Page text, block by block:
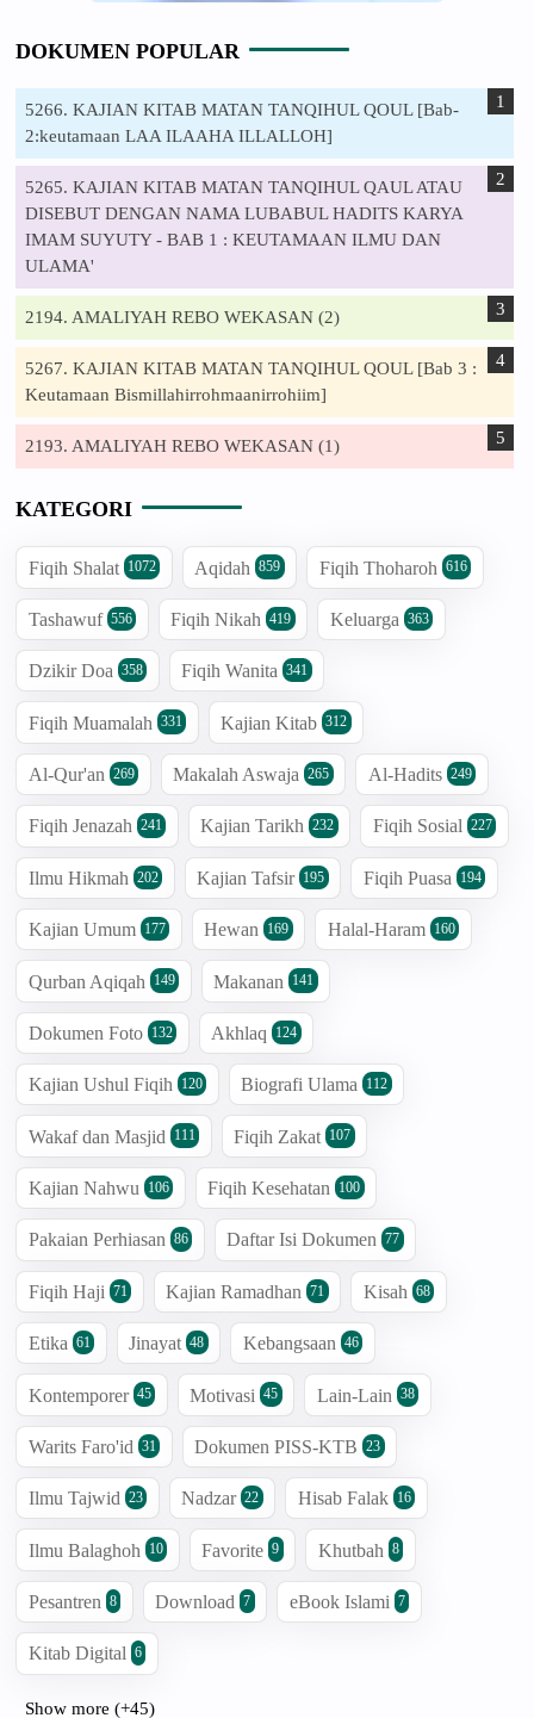
DOKUMEN POPULAR
5266. KAJIAN KITAB MATAN TANQIHUL QOUL [Bab-
2:keutamaan LAA ILAAHA ILLALLOH]
5265. KAJIAN KITAB MATAN TANQIHUL QAUL ATAU
DISEBUT DENGAN NAMA LUBABUL HADITS KARYA
IMAM SUYUTY - BAB 1 : KEUTAMAAN ILMU DAN
ULAMA'
2194. AMALIYAH REBO WEKASAN (2)
5267. KAJIAN KITAB MATAN TANQIHUL QOUL [Bab 3 :
Keutamaan Bismillahirrohmaanirrohiim]
2193. AMALIYAH REBO WEKASAN (1)
KATEGORI
Fiqih Shalat 1072 Aqidah 859 Fiqih Thoharoh 616
Tashawuf 556 Fiqih Nikah 419 Keluarga 363
Dzikir Doa 358 Fiqih Wanita 341
Fiqih Muamalah 331 Kajian Kitab 312
Al-Qur'an 269 Makalah Aswaja 265 Al-Hadits 249
Fiqih Jenazah 241 Kajian Tarikh 232 Fiqih Sosial 227
Ilmu Hikmah 202 Kajian Tafsir 195 Fiqih Puasa 194
Kajian Umum 177 Hewan 169 Halal-Haram 160
Qurban Aqiqah 149 Makanan 141
Dokumen Foto 132 Akhlaq 124
Kajian Ushul Fiqih 120 Biografi Ulama 112
Wakaf dan Masjid 111 Fiqih Zakat 107
Kajian Nahwu 106 Fiqih Kesehatan 100
Pakaian Perhiasan 86 Daftar Isi Dokumen 77
Fiqih Haji 71 Kajian Ramadhan 71 Kisah 68
Etika 61 Jinayat 48 Kebangsaan 46
Kontemporer 45 Motivasi 45 Lain-Lain 38
Warits Faro'id 31 Dokumen PISS-KTB 23
Ilmu Tajwid 23 Nadzar 22 Hisab Falak 16
Ilmu Balaghoh 10 Favorite 9 Khutbah 8
Pesantren 8 Download 7 eBook Islami 7
Kitab Digital 6
Show more (+45)